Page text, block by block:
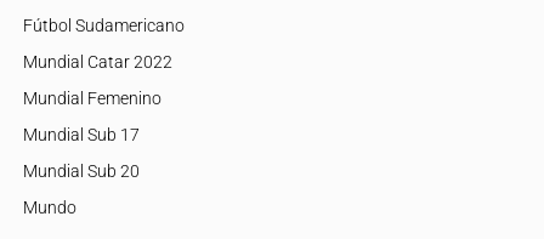
Fútbol Sudamericano
Mundial Catar 2022
Mundial Femenino
Mundial Sub 17
Mundial Sub 20
Mundo